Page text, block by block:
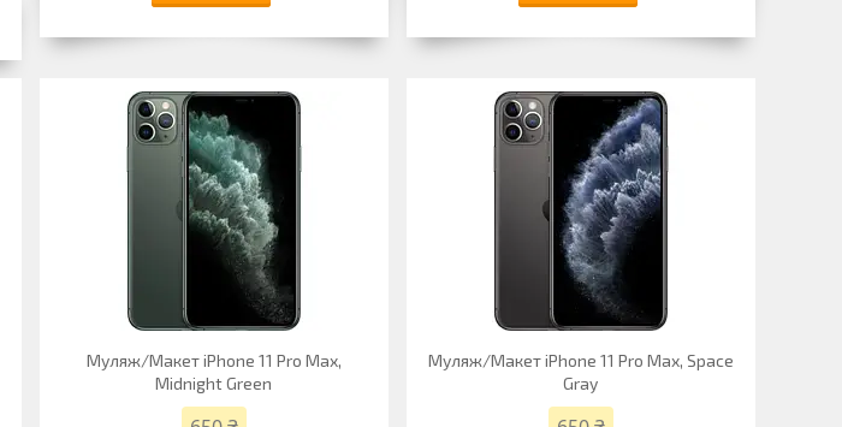
Муляж/Макет iPhone 11 Pro Max,
Midnight Green
Муляж/Макет iPhone 11 Pro Max, Space
Gray